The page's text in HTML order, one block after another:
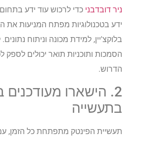
ניר דובדבניכדי לרכוש עוד ידע בתחום.
ידע בטכנולוגיות מפתח המניעות את
בלוקצ'יין, למידת מכונה וניתוח נתונים.
הסמכות ותוכניות תואר יכולים לספק
הדרוש.
2. הישארו מעודכנים
בתעשייה
תעשיית הפינטק מתפתחת כל הזמן, עם